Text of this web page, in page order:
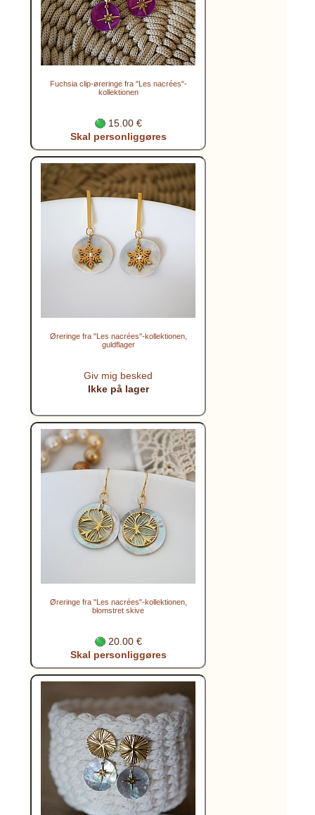
Fuchsia clip-øreringe fra "Les nacrées"-
kollektionen
15.00 €
Skal personliggøres
Øreringe fra "Les nacrées"-kollektionen,
guldflager
Giv mig besked
Ikke på lager
Øreringe fra "Les nacrées"-kollektionen,
blomstret skive
20.00 €
Skal personliggøres